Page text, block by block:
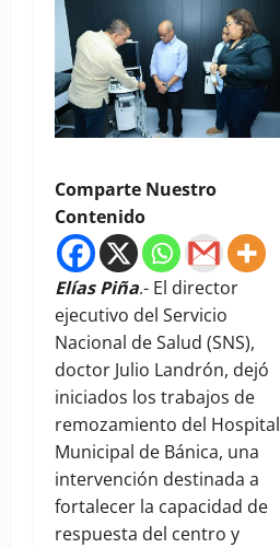
Comparte Nuestro
Contenido
Elías Piña.- El director
ejecutivo del Servicio
Nacional de Salud (SNS),
doctor Julio Landrón, dejó
iniciados los trabajos de
remozamiento del Hospital
Municipal de Bánica, una
intervención destinada a
fortalecer la capacidad de
respuesta del centro y